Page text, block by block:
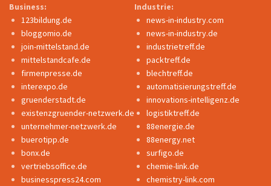
Business:
123bildung.de
bloggomio.de
join-mittelstand.de
mittelstandcafe.de
firmenpresse.de
interexpo.de
gruenderstadt.de
existenzgruender-netzwerk.de
unternehmer-netzwerk.de
buerotipp.de
bonx.de
vertriebsoffice.de
businesspress24.com
Industrie:
news-in-industry.com
news-in-industry.de
industrietreff.de
packtreff.de
blechtreff.de
automatisierungstreff.de
innovations-intelligenz.de
logistiktreff.de
88energie.de
88energy.net
surfigo.de
chemie-link.de
chemistry-link.com